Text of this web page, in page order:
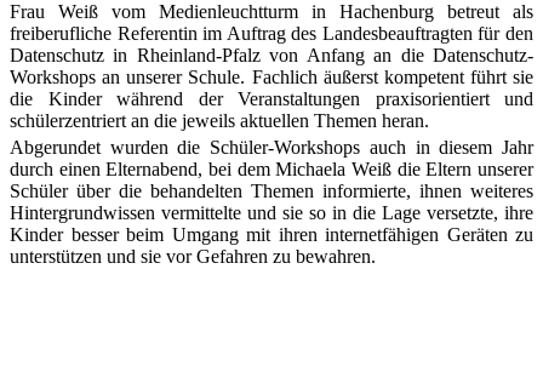
Frau Weiß vom Medienleuchtturm in Hachenburg betreut als
freiberufliche Referentin im Auftrag des Landesbeauftragten für den
Datenschutz in Rheinland-Pfalz von Anfang an die Datenschutz-
Workshops an unserer Schule. Fachlich äußerst kompetent führt sie
die Kinder während der Veranstaltungen praxisorientiert und
schülerzentriert an die jeweils aktuellen Themen heran.
Abgerundet wurden die Schüler-Workshops auch in diesem Jahr
durch einen Elternabend, bei dem Michaela Weiß die Eltern unserer
Schüler über die behandelten Themen informierte, ihnen weiteres
Hintergrundwissen vermittelte und sie so in die Lage versetzte, ihre
Kinder besser beim Umgang mit ihren internetfähigen Geräten zu
unterstützen und sie vor Gefahren zu bewahren.